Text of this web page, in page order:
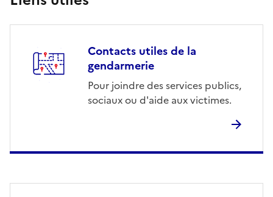
Contacts utiles de la
gendarmerie
Pour joindre des services publics,
sociaux ou d'aide aux victimes.